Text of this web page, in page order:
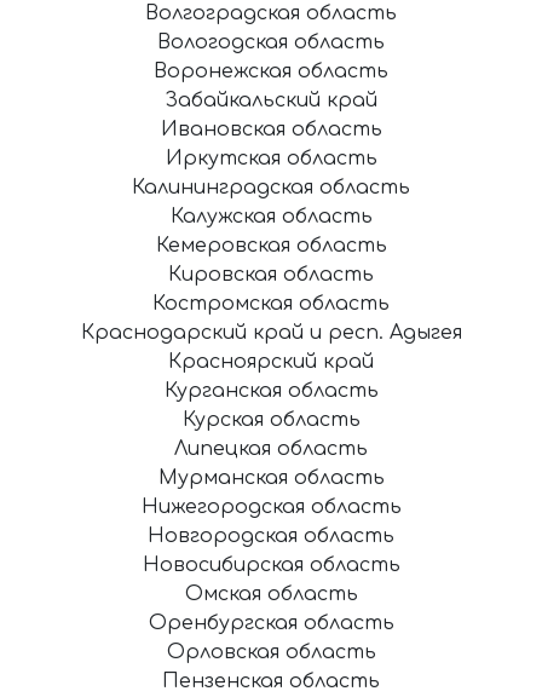
Волгоградская область
Вологодская область
Воронежская область
Забайкальский край
Ивановская область
Иркутская область
Калининградская область
Калужская область
Кемеровская область
Кировская область
Костромская область
Краснодарский край и респ. Адыгея
Красноярский край
Курганская область
Курская область
Липецкая область
Мурманская область
Нижегородская область
Новгородская область
Новосибирская область
Омская область
Оренбургская область
Орловская область
Пензенская область